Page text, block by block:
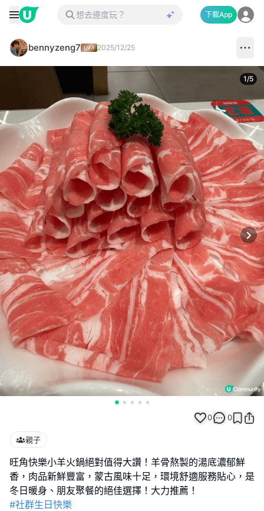
下載App
bennyzeng7 2025/12/25
1/5
0 0
親子
旺角快樂小羊火鍋絕對值得大讚！羊骨熬製的湯底濃郁鮮
香，肉品新鮮豐富，蒙古風味十足，環境舒適服務貼心，是
#社群生日快樂